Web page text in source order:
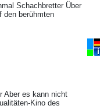
Schachbretter Über
den berühmten
Aber es kann nicht
Kino des